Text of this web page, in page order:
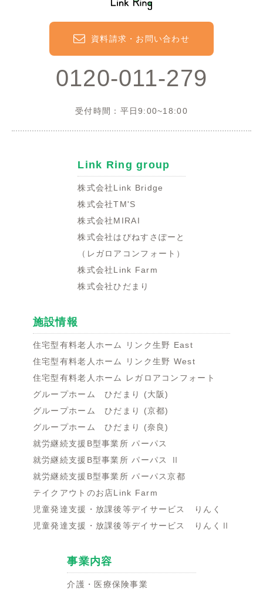
0120-011-279
受付時間：平日9:00~18:00
資料請求・お問い合わせ
Link Ring group
株式会社Link Bridge
株式会社TM'S
株式会社MIRAI
株式会社はぴねすさぽーと
（レガロアコンフォート）
株式会社Link Farm
株式会社ひだまり
施設情報
住宅型有料老人ホーム リンク生野 East
住宅型有料老人ホーム リンク生野 West
住宅型有料老人ホーム レガロアコンフォート
グループホーム ひだまり (大阪)
グループホーム ひだまり (京都)
グループホーム ひだまり (奈良)
就労継続支援B型事業所 パーパス
就労継続支援B型事業所 パーパス Ⅱ
就労継続支援B型事業所 パーパス京都
テイクアウトのお店Link Farm
児童発達支援・放課後等デイサービス りんく
児童発達支援・放課後等デイサービス りんくⅡ
事業内容
介護・医療保険事業